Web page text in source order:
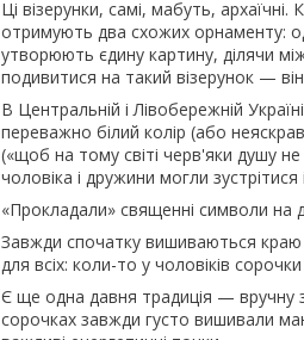
Ці візерунки, самі, мабуть,
отримують два схожих орнаменту:
утворюють єдину картину, ділячи
подивитися на такий візерунок —
В Центральній і Лівобережній
переважно білий колір (або
(«щоб на тому світі черв'яки душу
чоловіка і дружини могли зустрітися
«Прокладали» священні символи на
Завжди спочатку вишиваються краю
для всіх: коли-то у чоловіків
Є ще одна давня традиція — вручну
сорочках завжди густо вишивали